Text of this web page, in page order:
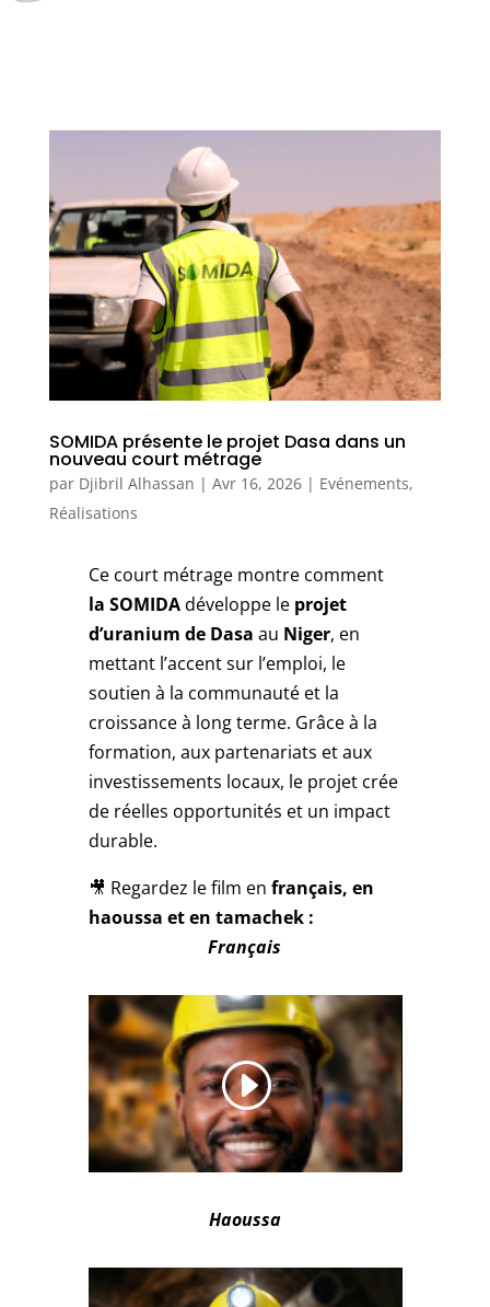
SOMIDA présente le projet Dasa dans un
nouveau court métrage
par Djibril Alhassan | Avr 16, 2026| Evénements,
Réalisations
Ce court métrage montre comment
la SOMIDAdéveloppe le projet
d’uranium de Dasa au Niger, en
mettant l’accent sur l’emploi, le
soutien à la communauté et la
croissance à long terme. Grâce à la
formation, aux partenariats et aux
investissements locaux, le projet crée
de réelles opportunités et un impact
durable.
🎥 Regardez le film en français, en
haoussa et en tamachek :
Français
Haoussa